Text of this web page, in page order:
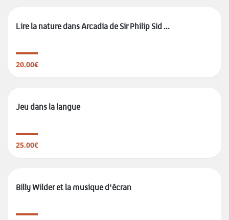
Lire la nature dans Arcadia de Sir Philip Sid ...
20.00€
Jeu dans la langue
25.00€
Billy Wilder et la musique d'écran